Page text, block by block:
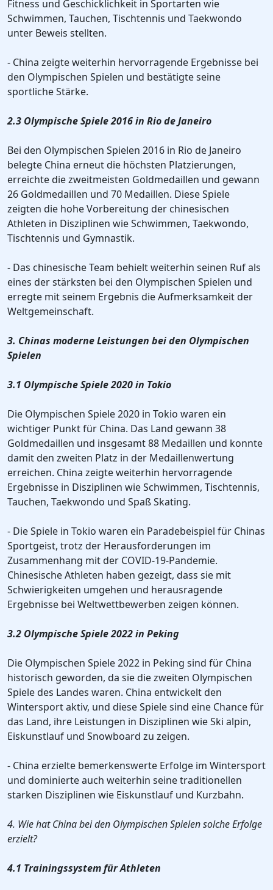
Fitness und Geschicklichkeit in Sportarten wie
Schwimmen, Tauchen, Tischtennis und Taekwondo
unter Beweis stellten.
- China zeigte weiterhin hervorragende Ergebnisse bei
den Olympischen Spielen und bestätigte seine
sportliche Stärke.
2.3 Olympische Spiele 2016 in Rio de Janeiro
Bei den Olympischen Spielen 2016 in Rio de Janeiro
belegte China erneut die höchsten Platzierungen,
erreichte die zweitmeisten Goldmedaillen und gewann
26 Goldmedaillen und 70 Medaillen. Diese Spiele
zeigten die hohe Vorbereitung der chinesischen
Athleten in Disziplinen wie Schwimmen, Taekwondo,
Tischtennis und Gymnastik.
- Das chinesische Team behielt weiterhin seinen Ruf als
eines der stärksten bei den Olympischen Spielen und
erregte mit seinem Ergebnis die Aufmerksamkeit der
Weltgemeinschaft.
3. Chinas moderne Leistungen bei den Olympischen
Spielen
3.1 Olympische Spiele 2020 in Tokio
Die Olympischen Spiele 2020 in Tokio waren ein
wichtiger Punkt für China. Das Land gewann 38
Goldmedaillen und insgesamt 88 Medaillen und konnte
damit den zweiten Platz in der Medaillenwertung
erreichen. China zeigte weiterhin hervorragende
Ergebnisse in Disziplinen wie Schwimmen, Tischtennis,
Tauchen, Taekwondo und Spaß Skating.
- Die Spiele in Tokio waren ein Paradebeispiel für Chinas
Sportgeist, trotz der Herausforderungen im
Zusammenhang mit der COVID-19-Pandemie.
Chinesische Athleten haben gezeigt, dass sie mit
Schwierigkeiten umgehen und herausragende
Ergebnisse bei Weltwettbewerben zeigen können.
3.2 Olympische Spiele 2022 in Peking
Die Olympischen Spiele 2022 in Peking sind für China
historisch geworden, da sie die zweiten Olympischen
Spiele des Landes waren. China entwickelt den
Wintersport aktiv, und diese Spiele sind eine Chance für
das Land, ihre Leistungen in Disziplinen wie Ski alpin,
Eiskunstlauf und Snowboard zu zeigen.
- China erzielte bemerkenswerte Erfolge im Wintersport
und dominierte auch weiterhin seine traditionellen
starken Disziplinen wie Eiskunstlauf und Kurzbahn.
4. Wie hat China bei den Olympischen Spielen solche Erfolge
erzielt?
4.1 Trainingssystem für Athleten